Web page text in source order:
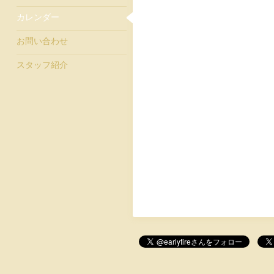
カレンダー
お問い合わせ
スタッフ紹介